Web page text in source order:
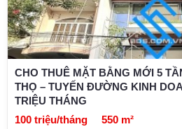
CHO THUÊ MẶT BẰNG MỚI 5
THỌ – TUYẾN ĐƯỜNG KINH
TRIỆU THÁNG
100 triệu/tháng
550 m²